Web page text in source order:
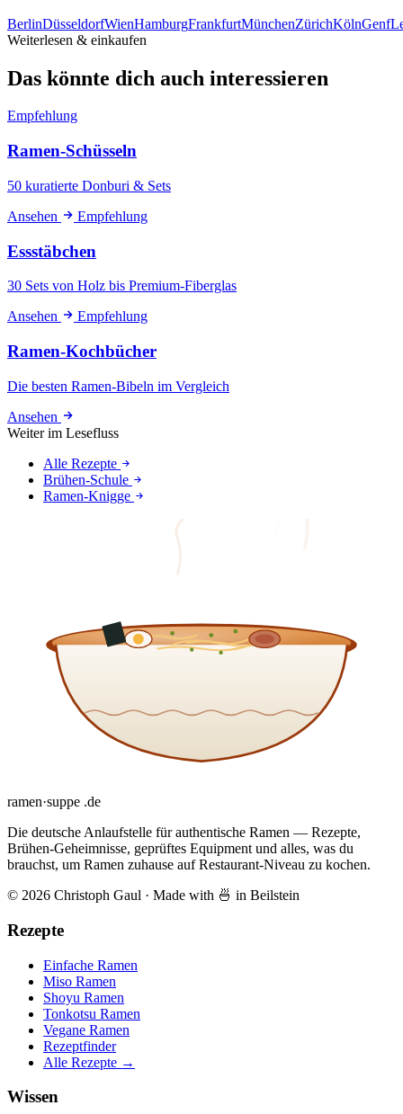
BerlinDüsseldorfWienHamburgFrankfurtMünchenZürichKölnGenf
Weiterlesen & einkaufen
Das könnte dich auch interessieren
Empfehlung
Ramen-Schüsseln
50 kuratierte Donburi & Sets
Ansehen
Empfehlung
Essstäbchen
30 Sets von Holz bis Premium-Fiberglas
Ansehen
Empfehlung
Ramen-Kochbücher
Die besten Ramen-Bibeln im Vergleich
Ansehen
Weiter im Lesefluss
Alle Rezepte
Brühen-Schule
Ramen-Knigge
ramen·suppe .de
Die deutsche Anlaufstelle für authentische Ramen — Rezepte,
Brühen-Geheimnisse, geprüftes Equipment und alles, was du
brauchst, um Ramen zuhause auf Restaurant-Niveau zu kochen.
© 2026 Christoph Gaul · Made with 🍜 in Beilstein
Rezepte
Einfache Ramen
Miso Ramen
Shoyu Ramen
Tonkotsu Ramen
Vegane Ramen
Rezeptfinder
Alle Rezepte →
Wissen